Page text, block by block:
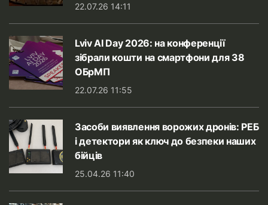
22.07.26 14:11
Lviv AI Day 2026: на конференції
зібрали кошти на смартфони для 38
ОБрМП
22.07.26 11:55
Засоби виявлення ворожих дронів: РЕБ
і детектори як ключ до безпеки наших
бійців
25.04.26 11:40